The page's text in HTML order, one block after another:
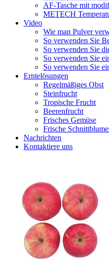
AF-Tasche mit
METECH
Video
Wie man Pulver
So verwenden Sie
So verwenden Sie
So verwenden Sie
So verwenden Sie
Erntelösungen
Regelmäßiges Obst
Steinfrucht
Tropische Frucht
Beerenfrucht
Frisches Gemüse
Frische
Nachrichten
Kontaktiere uns